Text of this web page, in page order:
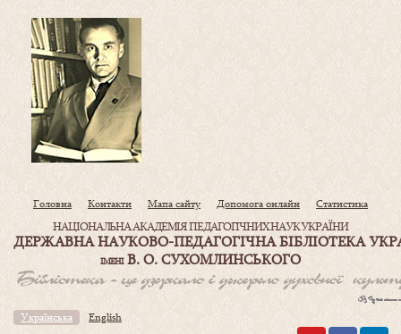
Головна Контакти Мапа сайту Допомога онлайн Статистика
НАЦІОНАЛЬНА АКАДЕМІЯ ПЕДАГОГІЧНИХ НАУК УКРАЇНИ
ДЕРЖАВНА НАУКОВО-ПЕДАГОГІЧНА БІБЛІОТЕКА
ІМЕНІВ. О. СУХОМЛИНСЬКОГО
Українська English